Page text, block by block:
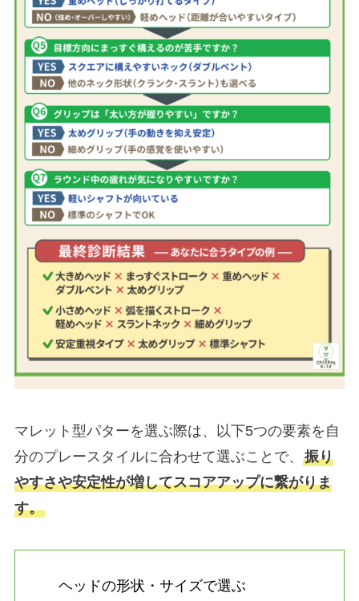
マレット型パターを選ぶ際は、以下5つの要素を自
分のプレースタイルに合わせて選ぶことで、 振り
やすさや安定性が増してスコアアップに繋がりま
す。
ヘッドの形状・サイズで選ぶ